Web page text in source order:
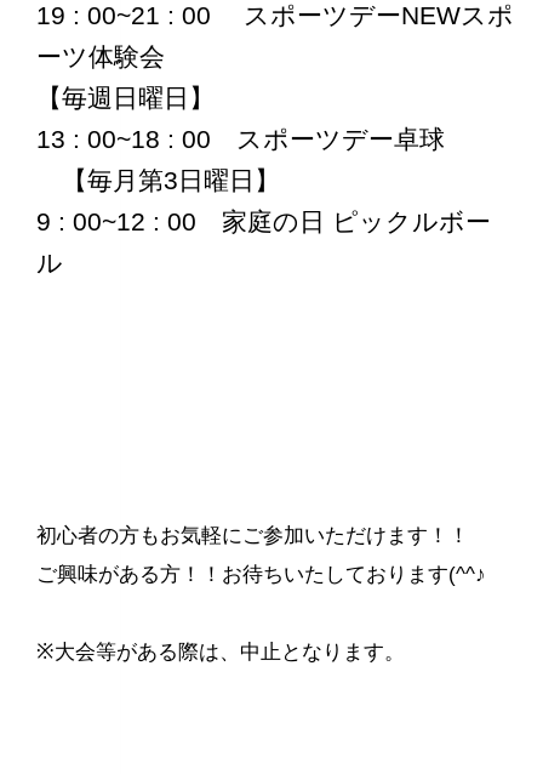
19 : 00~21 : 00 スポーツデーNEWスポ
ーツ体験会
【毎週日曜日】
13 : 00~18 : 00 スポーツデー卓球
【毎月第3日曜日】
9 : 00~12 : 00 家庭の日 ピックルボー
ル
初心者の方もお気軽にご参加いただけます！！
ご興味がある方！！お待ちいたしております(^^♪
※大会等がある際は、中止となります。